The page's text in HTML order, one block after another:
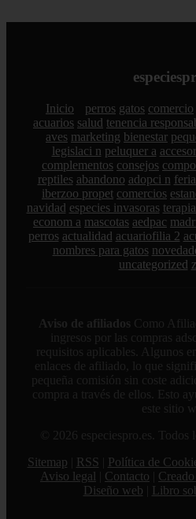
Inicio perros gatos comercio
acuarios salud tenencia
aves marketing bienestar
legislaci n peluquer a
complementos consejos
reptiles abandono adopci n
iberzoo propet comercios
navidad especies invasoras
econom a mascotas aedpac
perros actualidad acuariofilia 2
nombres para gatos
uncategorized
Aviso de afiliados Como
ingresos por las compras
requisitos aplicables. Algunos
enlaces de afiliado, lo que
pequeña comisión sin coste
compra a través de ellos. Esto
este sitio
© 2026 especiespro.es. Todos
Sitemap
RSS Política de
Aviso legal
Contacto
Diseño web
Libro